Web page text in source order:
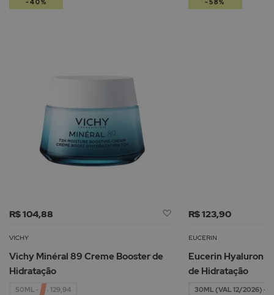
R$ 104,88
Adicionar
Lista
Desejos
VICHY
Vichy Minéral 89 Creme Booster de
Hidratação
50ML - R$ 129,94
-40%
R$ 123,90
EUCERIN
Eucerin Hyaluron
de Hidratação
30ML (VAL 12/2026) -
-58%